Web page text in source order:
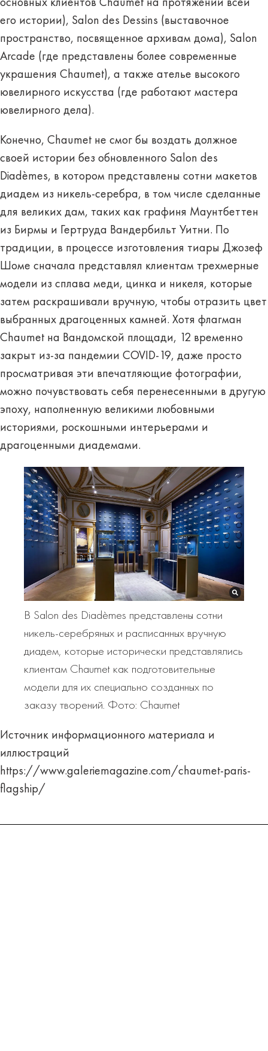
основных клиентов Chaumet на протяжении всей
его истории), Salon des Dessins (выставочное
пространство, посвященное архивам дома), Salon
Arcade (где представлены более современные
украшения Chaumet), а также ателье высокого
ювелирного искусства (где работают мастера
ювелирного дела).
Конечно, Chaumet не смог бы воздать должное
своей истории без обновленного Salon des
Diadèmes, в котором представлены сотни макетов
диадем из никель-серебра, в том числе сделанные
для великих дам, таких как графиня Маунтбеттен
из Бирмы и Гертруда Вандербильт Уитни. По
традиции, в процессе изготовления тиары Джозеф
Шоме сначала представлял клиентам трехмерные
модели из сплава меди, цинка и никеля, которые
затем раскрашивали вручную, чтобы отразить цвет
выбранных драгоценных камней. Хотя флагман
Chaumet на Вандомской площади, 12 временно
закрыт из-за пандемии COVID-19, даже просто
просматривая эти впечатляющие фотографии,
можно почувствовать себя перенесенными в другую
эпоху, наполненную великими любовными
историями, роскошными интерьерами и
драгоценными диадемами.
В Salon des Diadèmes представлены сотни
никель-серебряных и расписанных вручную
диадем, которые исторически представлялись
клиентам Chaumet как подготовительные
модели для их специально созданных по
заказу творений. Фото: Chaumet
Источник информационного материала и
иллюстраций
https://www.galeriemagazine.com/chaumet-paris-
flagship/